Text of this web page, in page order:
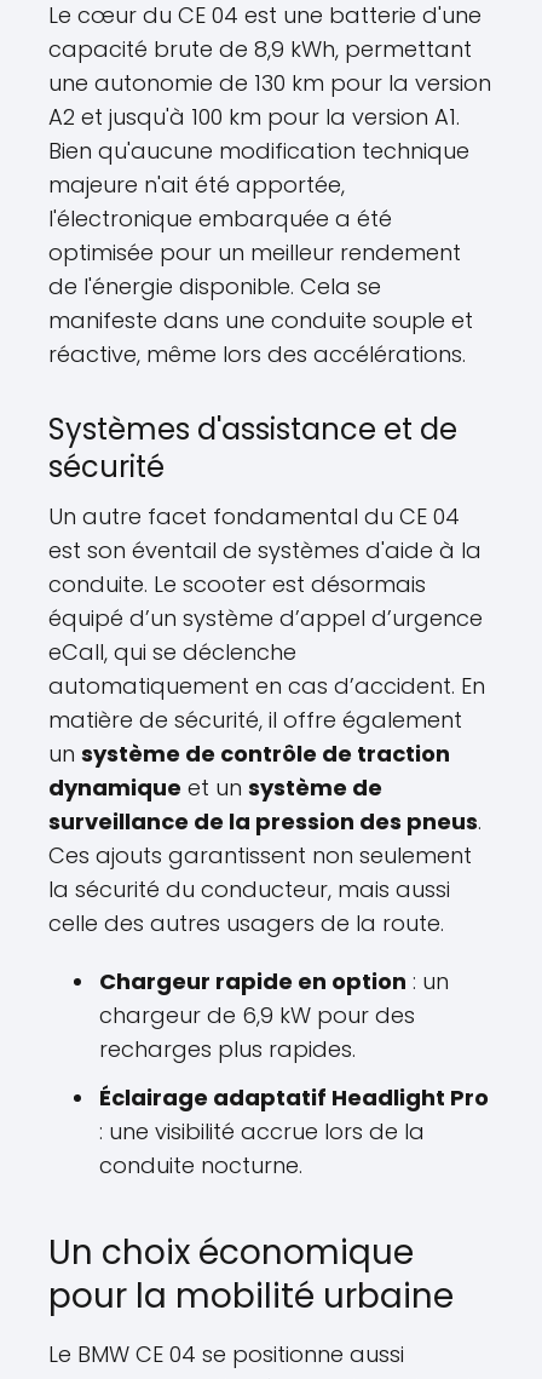
Le cœur du CE 04 est une batterie d'une
capacité brute de 8,9 kWh, permettant
une autonomie de 130 km pour la version
A2 et jusqu'à 100 km pour la version A1.
Bien qu'aucune modification technique
majeure n'ait été apportée,
l'électronique embarquée a été
optimisée pour un meilleur rendement
de l'énergie disponible. Cela se
manifeste dans une conduite souple et
réactive, même lors des accélérations.
Systèmes d'assistance et de
sécurité
Un autre facet fondamental du CE 04
est son éventail de systèmes d'aide à la
conduite. Le scooter est désormais
équipé d’un système d’appel d’urgence
eCall, qui se déclenche
automatiquement en cas d’accident. En
matière de sécurité, il offre également
un système de contrôle de traction
dynamique et un système de
surveillance de la pression des pneus.
Ces ajouts garantissent non seulement
la sécurité du conducteur, mais aussi
celle des autres usagers de la route.
Chargeur rapide en option : un
chargeur de 6,9 kW pour des
recharges plus rapides.
Éclairage adaptatif Headlight Pro
: une visibilité accrue lors de la
conduite nocturne.
Un choix économique
pour la mobilité urbaine
Le BMW CE 04 se positionne aussi